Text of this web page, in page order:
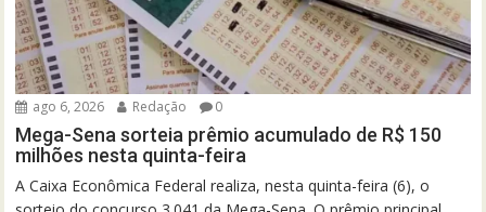
ago 6, 2026 Redação 0
Mega-Sena sorteia prêmio acumulado de R$ 150
milhões nesta quinta-feira
A Caixa Econômica Federal realiza, nesta quinta-feira (6), o